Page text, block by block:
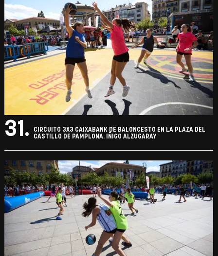
31.
CIRCUITO 3X3 CAIXABANK DE BALONCESTO EN LA PLAZA DEL
CASTILLO DE PAMPLONA. IÑIGO ALZUGARAY